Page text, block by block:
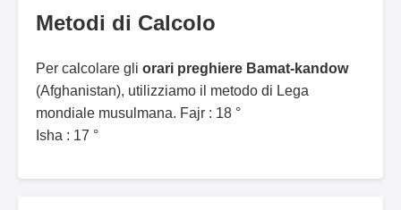
Metodi di Calcolo
Per calcolare gli orari preghiere Bamat-kandow
(Afghanistan), utilizziamo il metodo di Lega
mondiale musulmana. Fajr : 18 °
Isha : 17 °